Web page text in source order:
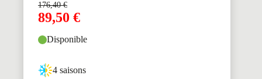
176,40€
89,50 €
Disponible
4 saisons